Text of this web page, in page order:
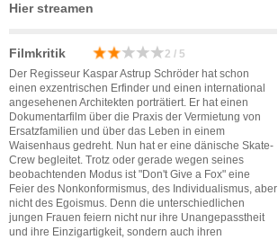
Hier streamen
Filmkritik 2 / 5
Der Regisseur Kaspar Astrup Schröder hat schon
einen exzentrischen Erfinder und einen international
angesehenen Architekten porträtiert. Er hat einen
Dokumentarfilm über die Praxis der Vermietung von
Ersatzfamilien und über das Leben in einem
Waisenhaus gedreht. Nun hat er eine dänische Skate-
Crew begleitet. Trotz oder gerade wegen seines
beobachtenden Modus ist "Don't Give a Fox" eine
Feier des Nonkonformismus, des Individualismus, aber
nicht des Egoismus. Denn die unterschiedlichen
jungen Frauen feiern nicht nur ihre Unangepasstheit
und ihre Einzigartigkeit, sondern auch ihren